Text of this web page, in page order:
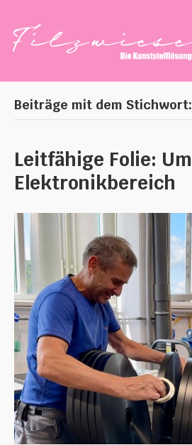
Beiträge mit dem Stichwort:
Leitfähige Folie:
Elektronikbereich